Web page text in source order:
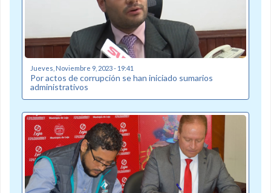
Jueves, Noviembre 9, 2023 - 19:41
Por actos de corrupción se han iniciado sumarios
administrativos